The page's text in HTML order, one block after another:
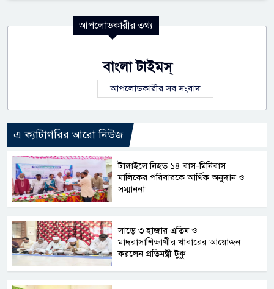
আপলোডকারীর তথ্য
বাংলা টাইমস্
আপলোডকারীর সব সংবাদ
এ ক্যাটাগরির আরো নিউজ
টাঙ্গাইলে নিহত ১৪ বাস-মিনিবাস
মালিকের পরিবারকে আর্থিক অনুদান ও
সম্মাননা
সাড়ে ৩ হাজার এতিম ও
মাদরাসাশিক্ষার্থীর খাবারের আয়োজন
করলেন প্রতিমন্ত্রী টুকু